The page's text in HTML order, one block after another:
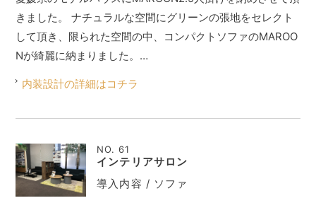
内装設計の詳細はコチラ
きました。 ナチュラルな空間にグリーンの張地をセレクト
して頂き、限られた空間の中、コンパクトソファのMAROO
Nが綺麗に納まりました。…
NO. 61
インテリアサロン
導入内容 / ソファ